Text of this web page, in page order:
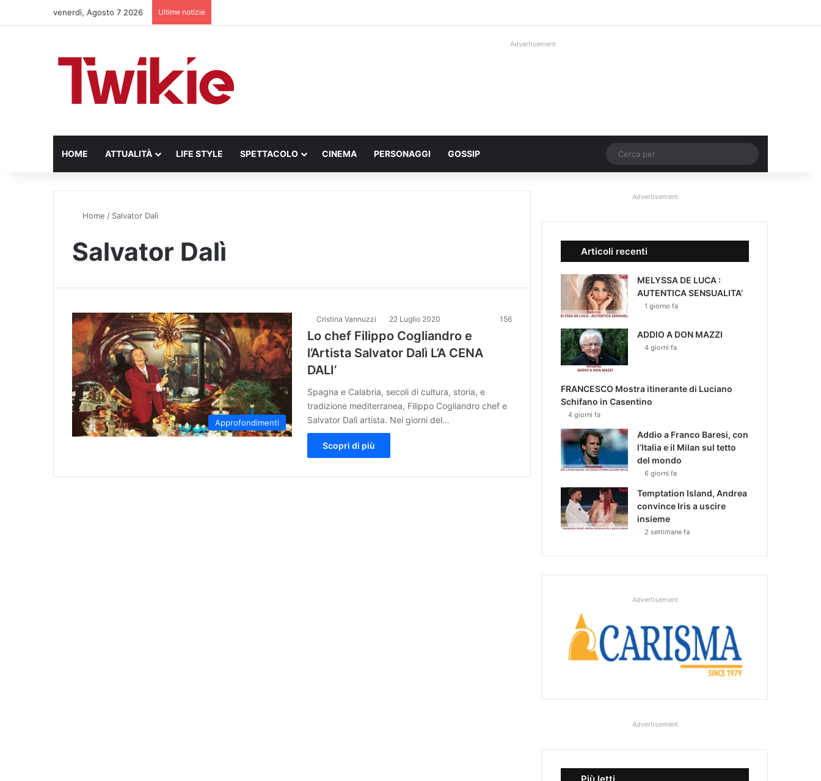
venerdì, Agosto 7 2026 Ultime notizie
Advertisement
HOME ATTUALITÀ LIFE STYLE SPETTACOLO CINEMA PERSONAGGI GOSSIP Un articolo a caso
per
Home / Salvator Dalì
Salvator Dalì
Approfondimenti
Cristina Vannuzzi 22 Luglio 2020 156
Lo chef Filippo Cogliandro e
l’Artista Salvator Dalì L’A CENA
DALI’
Spagna e Calabria, secoli di cultura, storia, e
tradizione mediterranea, Filippo Cogliandro chef e
Salvator Dalì artista. Nei giorni del…
Scopri di più
Advertisement
Articoli recenti
MELYSSA DE LUCA :
AUTENTICA SENSUALITA’
1 giorno fa
ADDIO A DON MAZZI
4 giorni fa
FRANCESCO Mostra itinerante di Luciano
Schifano in Casentino
4 giorni fa
Addio a Franco Baresi, con
l’Italia e il Milan sul tetto
del mondo
6 giorni fa
Temptation Island, Andrea
convince Iris a uscire
insieme
2 settimane fa
Advertisement
Advertisement